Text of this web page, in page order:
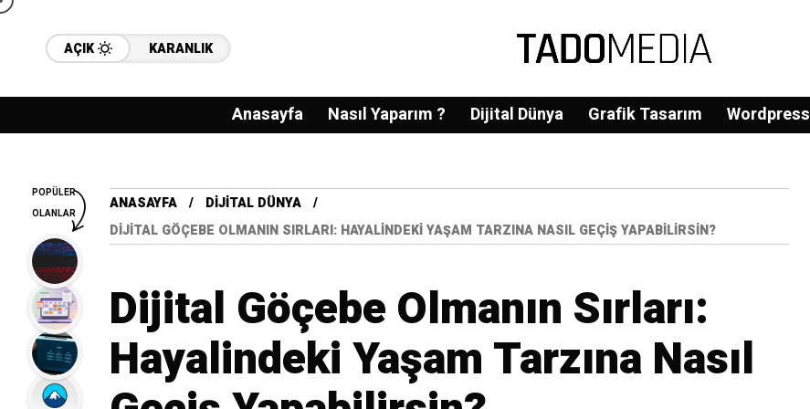
AÇIK KARANLIK
Anasayfa Nasıl Yaparım ? Dijital Dünya Grafik Tasarım Wordpress
ANASAYFA
DIJITAL DÜNYA
DIJITAL GÖÇEBE OLMANIN SIRLARI: HAYALINDEKI YAŞAM TARZINA NASIL GEÇIŞ YAPABILIRSIN?
Dijital Göçebe Olmanın Sırları:
Hayalindeki Yaşam Tarzına Nasıl
POPÜLER
OLANLAR